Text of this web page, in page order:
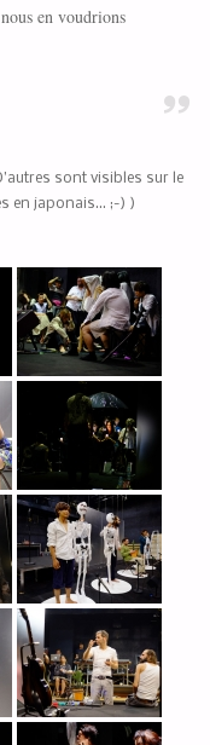
en voudrions
sont visibles sur le
en japonais… ;-) )